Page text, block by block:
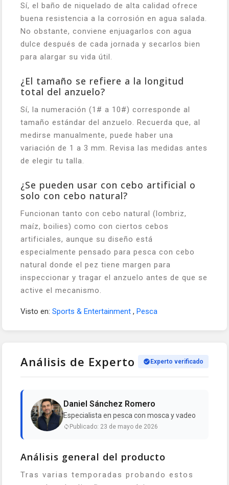
Sí, el baño de niquelado de alta calidad ofrece
buena resistencia a la corrosión en agua salada.
No obstante, conviene enjuagarlos con agua
dulce después de cada jornada y secarlos bien
para alargar su vida útil.
¿El tamaño se refiere a la longitud
total del anzuelo?
Sí, la numeración (1# a 10#) corresponde al
tamaño estándar del anzuelo. Recuerda que, al
medirse manualmente, puede haber una
variación de 1 a 3 mm. Revisa las medidas antes
de elegir tu talla.
¿Se pueden usar con cebo artificial o
solo con cebo natural?
Funcionan tanto con cebo natural (lombriz,
maíz, boilies) como con ciertos cebos
artificiales, aunque su diseño está
especialmente pensado para pesca con cebo
natural donde el pez tiene margen para
inspeccionar y tragar el anzuelo antes de que se
active el mecanismo.
Visto en: Sports & Entertainment , Pesca
Análisis de Experto Experto verificado
Daniel Sánchez Romero
Especialista en pesca con mosca y vadeo
Publicado: 23 de mayo de 2026
Análisis general del producto
Tras varias temporadas probando estos